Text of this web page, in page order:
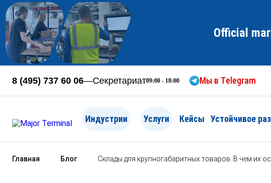
Official
8 (495) 737 60 06—Секретариат09:00 - 18:00 Мы в Telegram
Индустрии Услуги Кейсы Устойчивое
Главная Блог Склады для крупногабаритных товаров. В чем их